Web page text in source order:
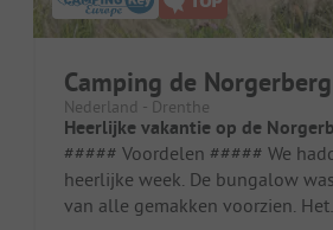
Camping de Norgerberg
Nederland - Drenthe
Heerlijke vakantie op de
##### Voordelen ##### We hadden een
heerlijke week. De bungalow
van alle gemakken voorzien. Het